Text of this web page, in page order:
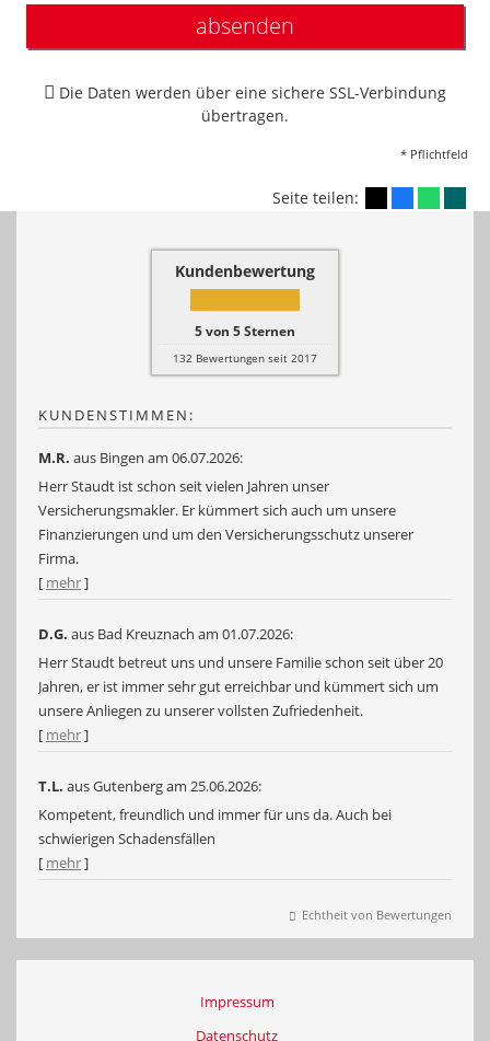
absenden
Die Daten werden über eine sichere SSL-Verbindung
übertragen.
* Pflichtfeld
Seite teilen:
Kundenbewertung
5von 5Sternen
132 Bewertungen seit 2017
KUNDENSTIMMEN:
M.R. aus Bingen am 06.07.2026:
Herr Staudt ist schon seit vielen Jahren unser
Versicherungsmakler. Er kümmert sich auch um unsere
Finanzierungen und um den Versicherungsschutz unserer
Firma.
[ mehr]
D.G. aus Bad Kreuznach am 01.07.2026:
Herr Staudt betreut uns und unsere Familie schon seit über 20
Jahren, er ist immer sehr gut erreichbar und kümmert sich um
unsere Anliegen zu unserer vollsten Zufriedenheit.
[ mehr]
T.L. aus Gutenbergam 25.06.2026:
Kompetent, freundlich und immer für uns da. Auch bei
schwierigen Schadensfällen
[ mehr]
Echtheit von Bewertungen
Impressum
Datenschutz